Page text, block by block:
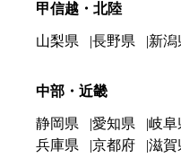
甲信越・北陸
山梨県 長野県 新潟
中部・近畿
静岡県 愛知県 岐阜
兵庫県
京都府 滋賀